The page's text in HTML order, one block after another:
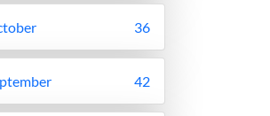
36
42